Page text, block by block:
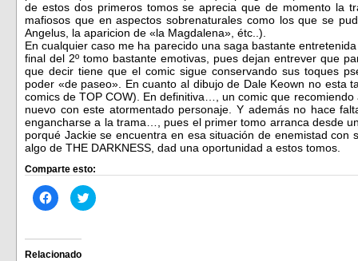
de estos dos primeros tomos se aprecia que de momento la
mafiosos que en aspectos sobrenaturales como los que se
Angelus, la aparicion de «la Magdalena», étc..).
En cualquier caso me ha parecido una saga bastante
final del 2º tomo bastante emotivas, pues dejan entrever que
que decir tiene que el comic sigue conservando sus toques
poder «de paseo». En cuanto al dibujo de Dale Keown no esta
comics de TOP COW). En definitiva…, un comic que
nuevo con este atormentado personaje. Y además no hace
engancharse a la trama…, pues el primer tomo arranca desde
porqué Jackie se encuentra en esa situación de enemistad con
algo de THE DARKNESS, dad una oportunidad a estos tomos.
Comparte esto:
Haz
clic
Facebook
(Se
Haz
clic
Relacionado